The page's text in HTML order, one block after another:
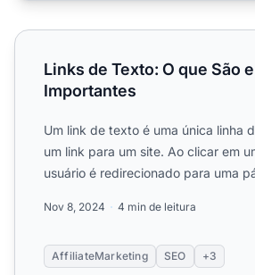
Links de Texto: O que São e Por
Links de Texto: O que São
Importantes
Um link de texto é uma única linha
um link para um site. Ao clicar em
usuário é redirecionado para uma
Nov 8, 2024 4 min de leitura
AffiliateMarketing SEO +3